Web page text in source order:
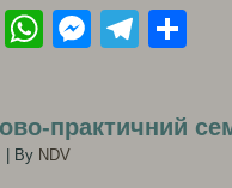
PrintWhatsApp
практичний
| By NDV